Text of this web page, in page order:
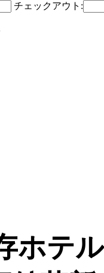
チェックアウト:
ホテ